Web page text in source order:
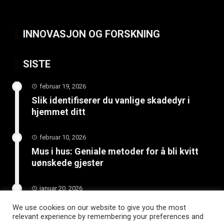
INNOVASJON OG FORSKNING
SISTE
februar 19, 2026
Slik identifiserer du vanlige skadedyr i
hjemmet ditt
februar 10, 2026
Mus i hus: Geniale metoder for å bli kvitt
uønskede gjester
januar 20, 2026
Skjult trussel under hjemmet: Få hjelp med
radon før det er for sent
We use cookies on our website to give you the most
relevant experience by remembering your preferences and